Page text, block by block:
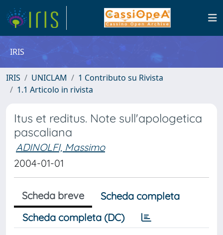
IRIS
IRIS UNICLAM
1 Contributo su Rivista
1.1 Articolo in rivista
Itus et reditus. Note sull'apologetica
pascaliana
ADINOLFI, Massimo
2004-01-01
Scheda breve
Scheda completa
Scheda completa (DC)